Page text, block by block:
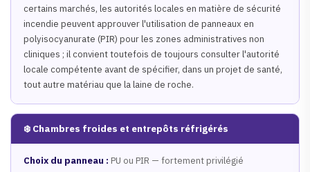
certains marchés, les autorités locales en matière de sécurité
incendie peuvent approuver l'utilisation de panneaux en
polyisocyanurate (PIR) pour les zones administratives non
cliniques ; il convient toutefois de toujours consulter l'autorité
locale compétente avant de spécifier, dans un projet de santé,
tout autre matériau que la laine de roche.
❄️ Chambres froides et entrepôts réfrigérés
Choix du panneau : PU ou PIR — fortement privilégié